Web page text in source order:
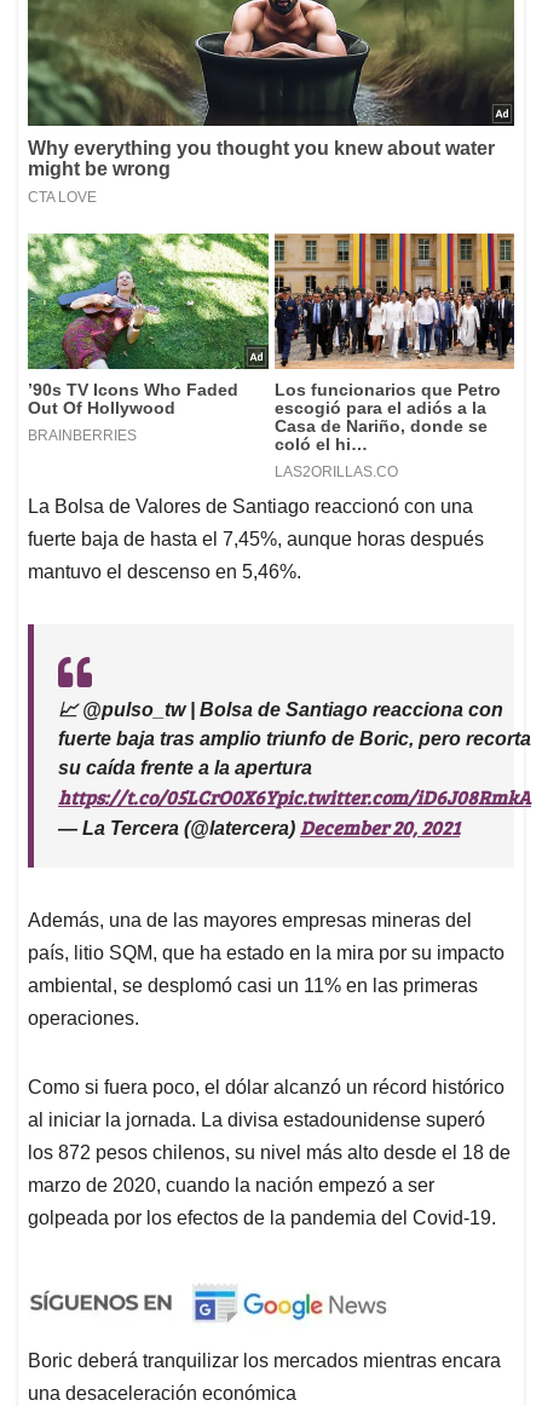
La Bolsa de Valores de Santiago reaccionó con una
fuerte baja de hasta el 7,45%, aunque horas después
mantuvo el descenso en 5,46%.
📈 @pulso_tw | Bolsa de Santiago reacciona con
fuerte baja tras amplio triunfo de Boric, pero recorta
su caída frente a la apertura
https://t.co/05LCrO0X6Ypic.twitter.com/iD6J08RmkA
— La Tercera (@latercera) December 20, 2021
Además, una de las mayores empresas mineras del
país, litio SQM, que ha estado en la mira por su impacto
ambiental, se desplomó casi un 11% en las primeras
operaciones.
Como si fuera poco, el dólar alcanzó un récord histórico
al iniciar la jornada. La divisa estadounidense superó
los 872 pesos chilenos, su nivel más alto desde el 18 de
marzo de 2020, cuando la nación empezó a ser
golpeada por los efectos de la pandemia del Covid-19.
Boric deberá tranquilizar los mercados mientras encara
una desaceleración económica